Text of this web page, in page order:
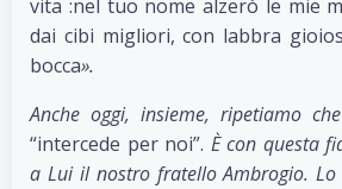
vita :nel tuo nome alzerò le mie
dai cibi migliori, con labbra
bocca».
Anche oggi, insieme, ripetiamo che
“intercede per noi”. È con questa
a Lui il nostro fratello Ambrogio.